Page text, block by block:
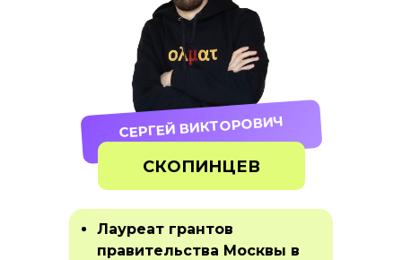
Лауреат грантов
правительства Москвы в
СЕРГЕЙ ВИКТОРОВИЧ
СКОПИНЦЕВ